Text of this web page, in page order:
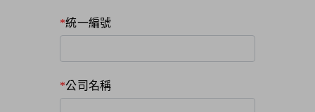
統一編號
公司名稱